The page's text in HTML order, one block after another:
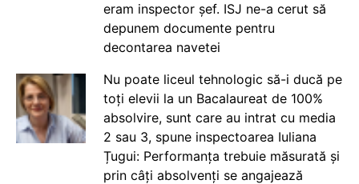
eram inspector șef. ISJ ne-a cerut să
depunem documente pentru
decontarea navetei
Nu poate liceul tehnologic să-i ducă pe
toți elevii la un Bacalaureat de 100%
absolvire, sunt care au intrat cu media
2 sau 3, spune inspectoarea Iuliana
Țugui: Performanța trebuie măsurată și
prin câți absolvenți se angajează